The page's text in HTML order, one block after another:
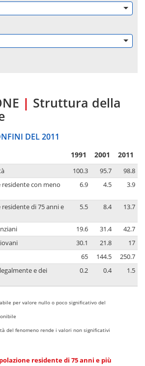
| Struttura della
DEL 2011
1991 2001 2011
100.3 95.7
98.8
con meno
6.9 4.5 3.9
di 75 anni e
5.5 8.4 13.7
19.6 31.4
42.7
30.1 21.8
17
65 144.5
250.7
e dei
0.2 0.4 1.5
per valore nullo o poco significativo del
del fenomeno rende i valori non significativi
residente di 75 anni e più